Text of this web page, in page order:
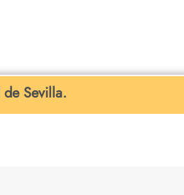
Sevilla.